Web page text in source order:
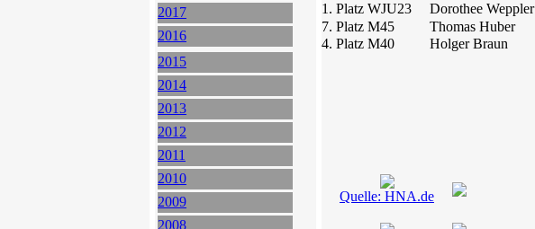
2017
2016
2015
2014
2013
2012
2011
2010
2009
2008
1. Platz WJU23
Dorothee Weppler
7. Platz M45
Thomas Huber
4. Platz M40
Holger Braun
Quelle: HNA.de